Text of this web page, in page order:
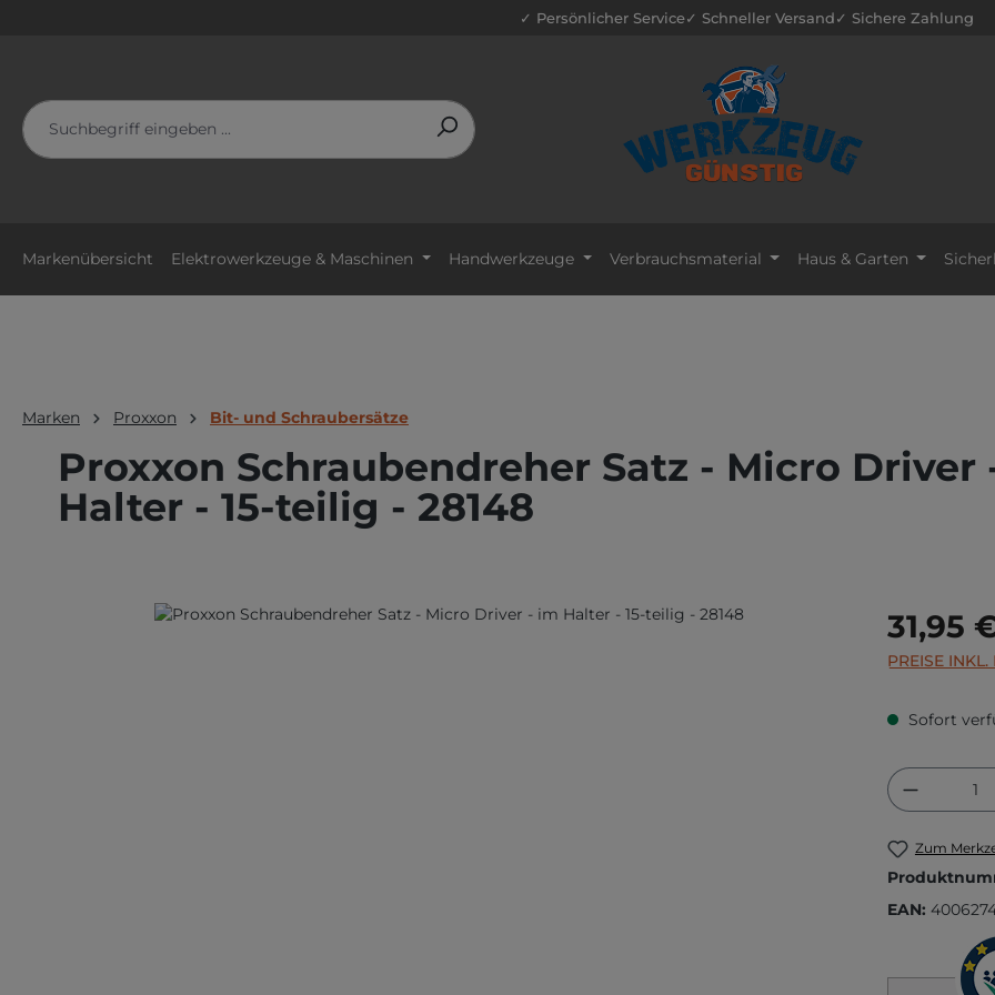
✓ Persönlicher Service✓ Schneller Versand✓ Sichere Zahlung
Markenübersicht Elektrowerkzeuge & Maschinen Handwerkzeuge Verbrauchsmaterial Haus & Garten
Marken Proxxon Bit- und Schraubersätze
Proxxon Schraubendreher Satz - Micro Driver
Halter - 15-teilig - 28148
Bildergalerie überspringen Regulärer
31,95
PREISE
Sofort
Zum
EAN: